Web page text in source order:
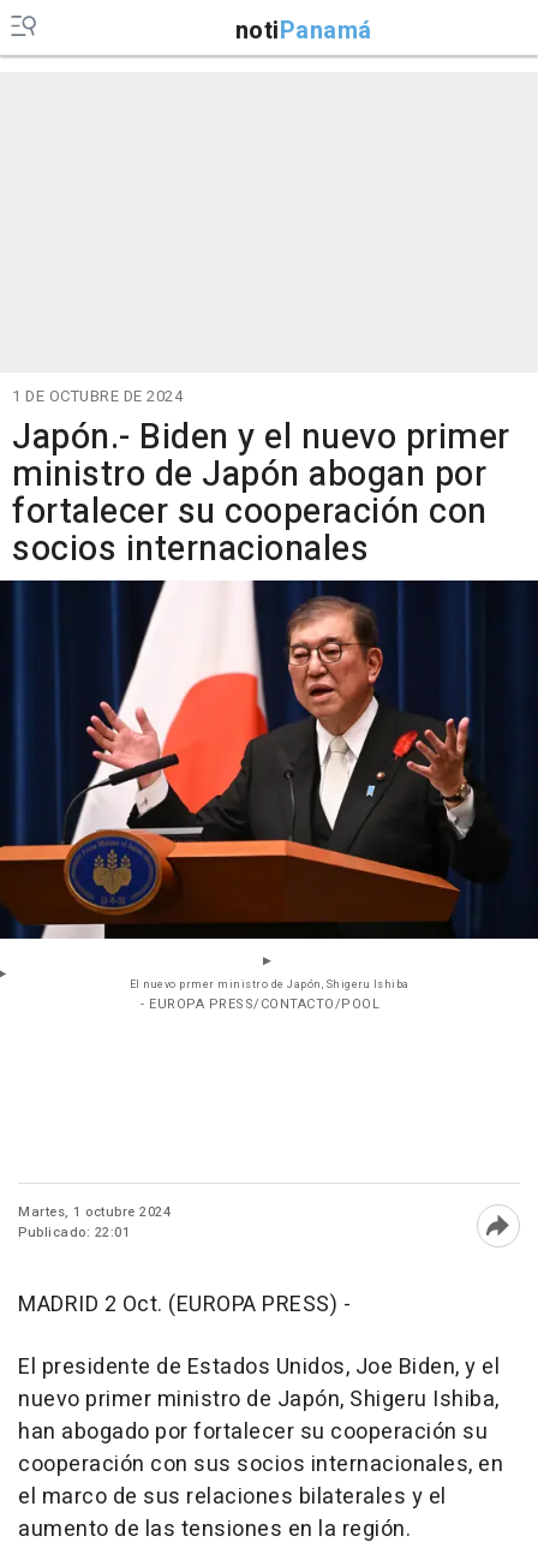
notiPanamá
1 DE OCTUBRE DE 2024
Japón.- Biden y el nuevo primer
ministro de Japón abogan por
fortalecer su cooperación con
socios internacionales
El nuevo prmer ministro de Japón, Shigeru Ishiba
- EUROPA PRESS/CONTACTO/POOL
Martes, 1 octubre 2024
Publicado: 22:01
MADRID 2 Oct. (EUROPA PRESS) -
El presidente de Estados Unidos, Joe Biden, y el
nuevo primer ministro de Japón, Shigeru Ishiba,
han abogado por fortalecer su cooperación su
cooperación con sus socios internacionales, en
el marco de sus relaciones bilaterales y el
aumento de las tensiones en la región.